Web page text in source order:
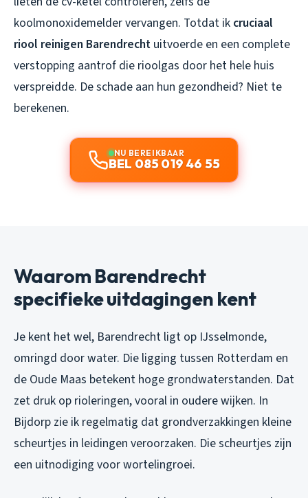
koolmonoxidemelder vervangen. Totdat ik cruciaal
riool reinigen Barendrecht uitvoerde en een complete
verstopping aantrof die rioolgas door het hele huis
verspreidde. De schade aan hun gezondheid? Niet te
berekenen.
NU BEREIKBAAR
BEL 085 019 46 55
Waarom Barendrecht
specifieke uitdagingen kent
Je kent het wel, Barendrecht ligt op IJsselmonde,
omringd door water. Die ligging tussen Rotterdam en
de Oude Maas betekent hoge grondwaterstanden. Dat
zet druk op rioleringen, vooral in oudere wijken. In
Bijdorp zie ik regelmatig dat grondverzakkingen kleine
scheurtjes in leidingen veroorzaken. Die scheurtjes zijn
een uitnodiging voor wortelingroei.